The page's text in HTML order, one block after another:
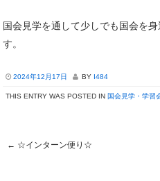
国会見学を通して少しでも国会を
す。
2024年12月17日 BY I484
THIS ENTRY WAS POSTED IN 国会見学・学習
← ☆インターン便り☆